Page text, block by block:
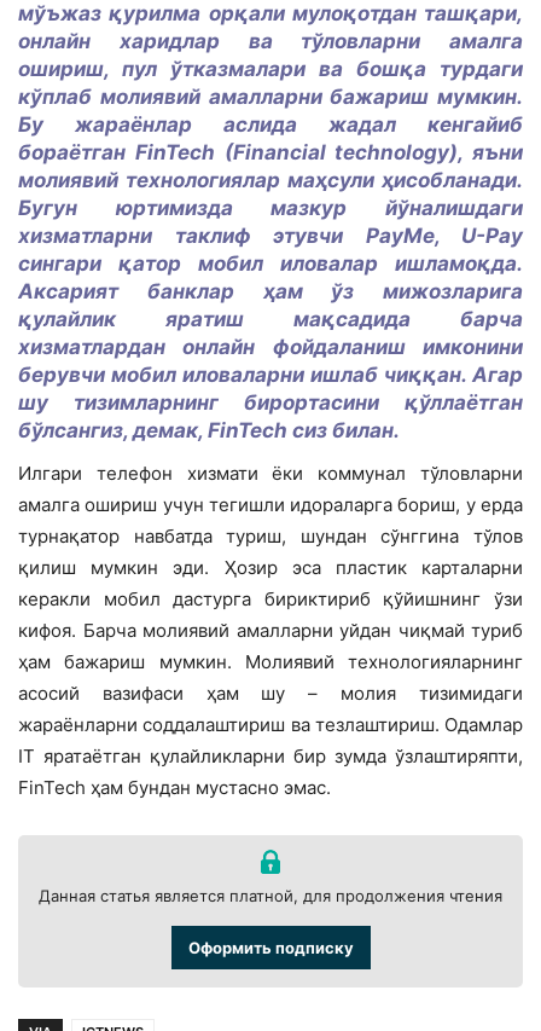
мўъжаз қурилма орқали мулоқотдан ташқари,
онлайн харидлар ва тўловларни амалга
ошириш, пул ўтказмалари ва бошқа турдаги
кўплаб молиявий амалларни бажариш мумкин.
Бу жараёнлар аслида жадал кенгайиб
бораётган FinTech (Financial technology), яъни
молиявий технологиялар маҳсули ҳисобланади.
Бугун юртимизда мазкур йўналишдаги
хизматларни таклиф этувчи PayMe, U-Pay
сингари қатор мобил иловалар ишламоқда.
Аксарият банклар ҳам ўз мижозларига
қулайлик яратиш мақсадида барча
хизматлардан онлайн фойдаланиш имконини
берувчи мобил иловаларни ишлаб чиққан. Агар
шу тизимларнинг бирортасини қўллаётган
бўлсангиз, демак, FinTech сиз билан.
Илгари телефон хизмати ёки коммунал тўловларни
амалга ошириш учун тегишли идораларга бориш, у ерда
турнақатор навбатда туриш, шундан сўнггина тўлов
қилиш мумкин эди. Ҳозир эса пластик карталарни
керакли мобил дастурга бириктириб қўйишнинг ўзи
кифоя. Барча молиявий амалларни уйдан чиқмай туриб
ҳам бажариш мумкин. Молиявий технологияларнинг
асосий вазифаси ҳам шу – молия тизимидаги
жараёнларни соддалаштириш ва тезлаштириш. Одамлар
IT яратаётган қулайликларни бир зумда ўзлаштиряпти,
FinTech ҳам бундан мустасно эмас.
Данная статья является платной, для продолжения чтения
Оформить подписку